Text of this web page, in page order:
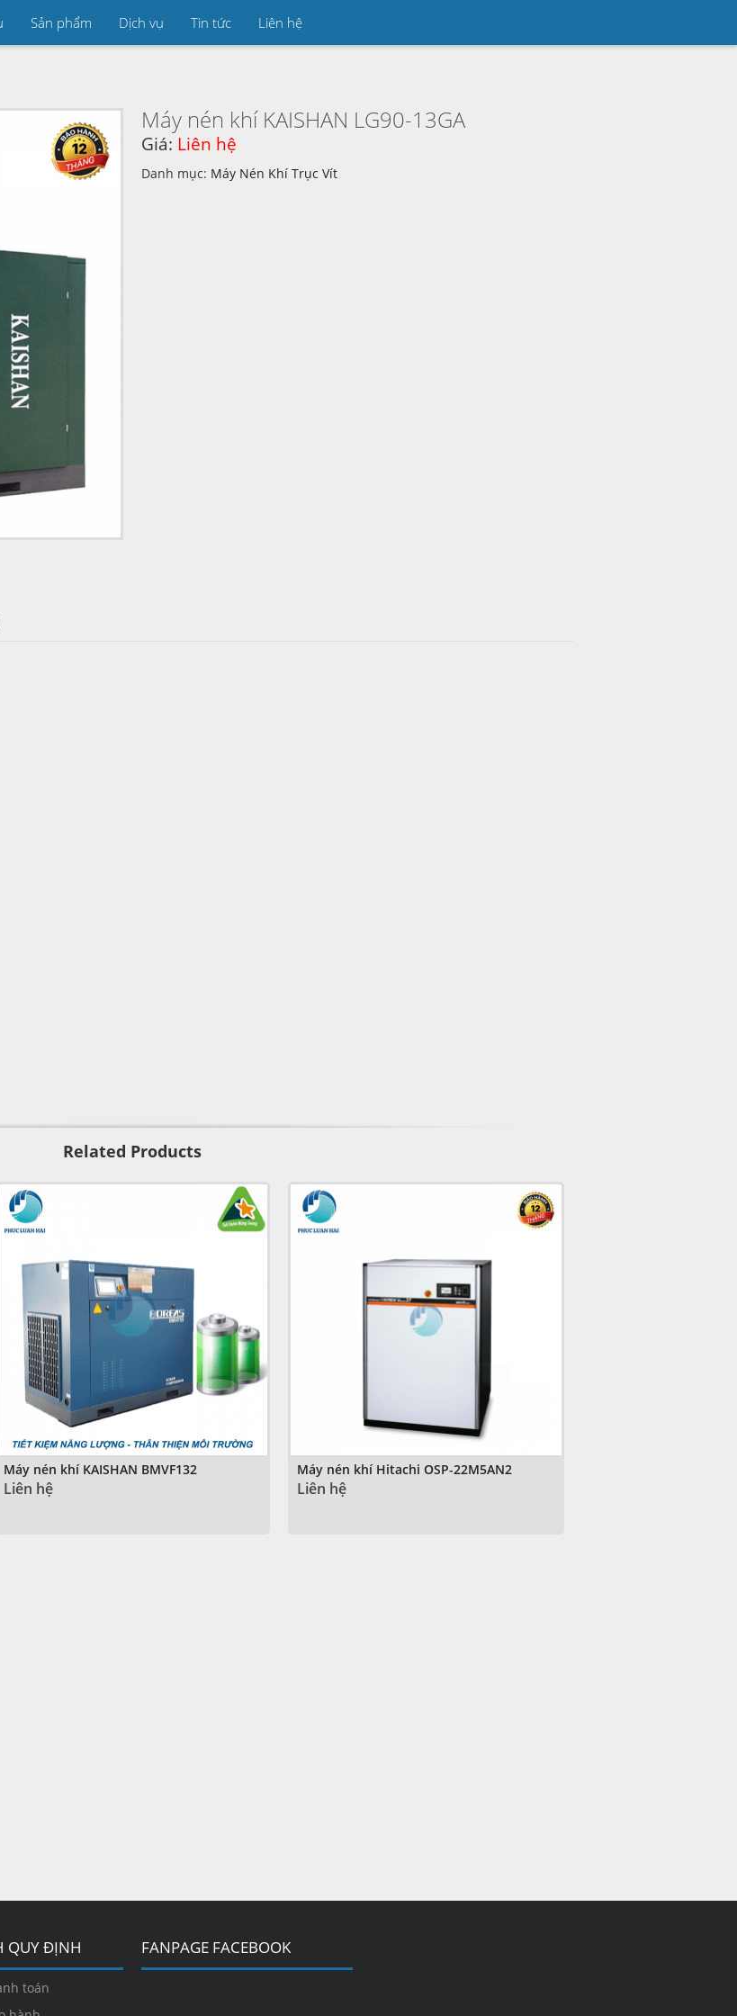
Sản phẩm Dịch vụ Tin tức Liên hệ
Máy nén khí KAISHAN LG90-13GA
Giá: Liên hệ
Danh mục: Máy Nén Khí Trục Vít
Related Products
Máy nén khí KAISHAN BMVF132
Liên hệ
Máy nén khí Hitachi OSP-22M5AN2
Liên hệ
QUY ĐỊNH
toán
FANPAGE FACEBOOK